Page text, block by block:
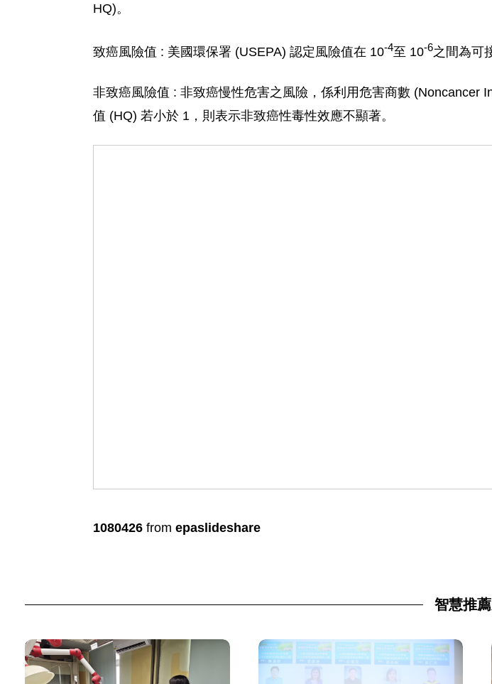
HQ)。
致癌風險值 : 美國環保署 (USEPA) 認定風險值在 10-4至 10-6之間為可
非致癌風險值 : 非致癌慢性危害之風險，係利用危害商數 (Noncancer
值 (HQ) 若小於 1，則表示非致癌性毒性效應不顯著。
1080426 from epaslideshare
智慧推